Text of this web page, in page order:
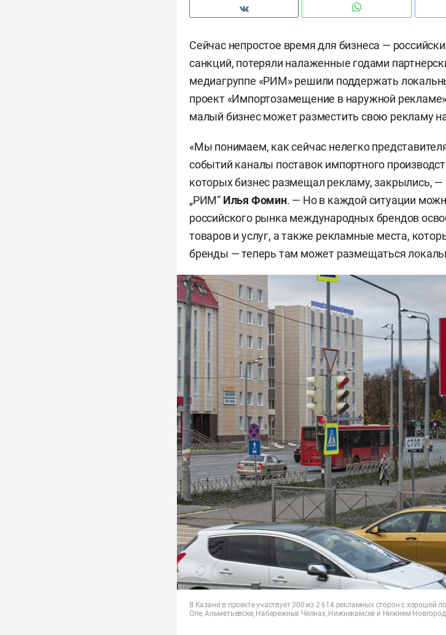
Сейчас непростое время для бизнеса —
санкций, потеряли налаженные годами
медиагруппе «РИМ» решили поддержать
проект «Импортозамещение в наружной
малый бизнес может разместить свою рекламу
«Мы понимаем, как сейчас нелегко
событий каналы поставок импортного
которых бизнес размещал рекламу, закрылись,
„РИМ“ Илья Фомин. — Но в каждой ситуации
российского рынка международных брендов
товаров и услуг, а также рекламные места,
бренды — теперь там может размещаться
В Казани в проекте участвует 300 из 2 614 рекламных сторон с хорошей
Оле, Альметьевске, Набережных Челнах, Нижнекамске и Нижнем